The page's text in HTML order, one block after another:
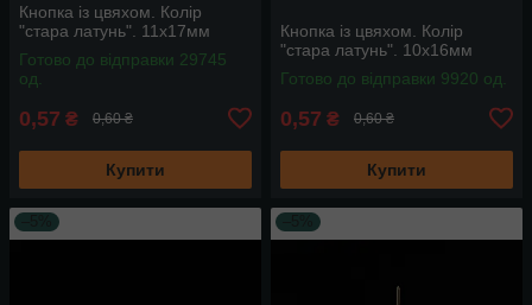
Кнопка із цвяхом. Колір
"стара латунь". 11х17мм
Готово до відправки 29745
од.
0,57 ₴ 0,60 ₴
Купити
Кнопка із цвяхом. Колір
"стара латунь". 10х16мм
Готово до відправки 9920 од.
0,57 ₴ 0,60 ₴
Купити